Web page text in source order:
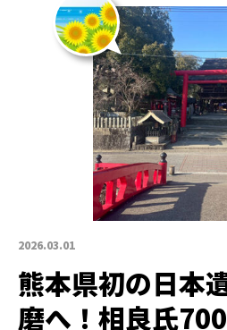
2026.03.01
熊本県初の日本
磨へ！相良氏